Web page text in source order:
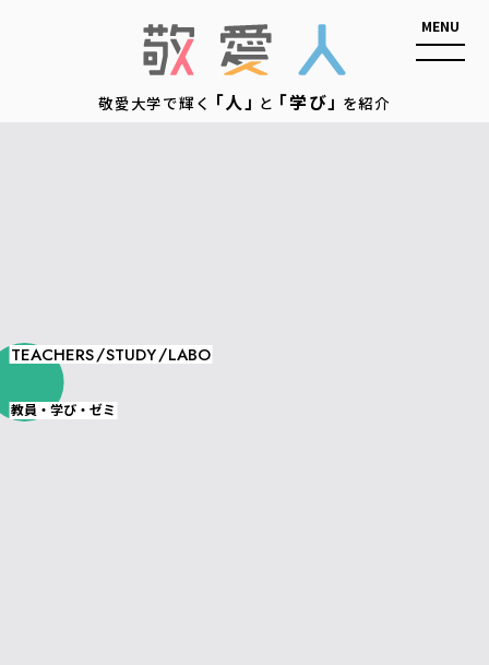
敬愛大学で輝く「人」と「学び」を紹介
TEACHERS/STUDY/LABO
教員・学び・ゼミ